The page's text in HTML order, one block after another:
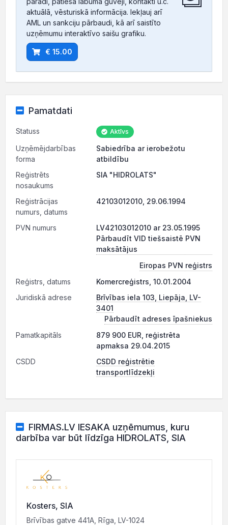
aktuālā, vēsturiskā informācija. Iekļauj arī
AML un sankciju pārbaudi, kā arī saistīto
uzņēmumu interaktīvo saišu grafiku.
€ 15.00
Pamatdati
Statuss Aktīvs
Uzņēmējdarbības
forma
Sabiedrība ar ierobežotu
atbildību
Reģistrēts
nosaukums
SIA "HIDROLATS"
Reģistrācijas
numurs, datums
42103012010, 29.06.1994
PVN numurs
LV42103012010 ar 23.05.1995
Pārbaudīt VID tiešsaistē PVN
maksātājus
Eiropas PVN reģistrs
Reģistrs, datums
Komercreģistrs, 10.01.2004
Juridiskā adrese
Brīvības iela 103, Liepāja, LV-
3401
Pārbaudīt adreses īpašniekus
Pamatkapitāls
879 900 EUR, reģistrēta
apmaksa 29.04.2015
CSDD
CSDD reģistrētie
transportlīdzekļi
FIRMAS.LV IESAKA uzņēmumus, kuru
darbība var būt līdzīga HIDROLATS, SIA
Kosters, SIA
Brīvības gatve 441A, Rīga, LV-1024